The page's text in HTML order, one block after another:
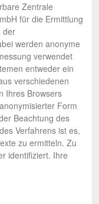
Zentrale
für die Ermittlung
der
werden anonyme
verwendet
entweder ein
verschiedenen
Ihres Browsers
Form
Beachtung des
Verfahrens ist es,
zu ermitteln. Zu
identifiziert. Ihre